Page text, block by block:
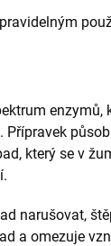
enzymů,
který se v
narušovat,
a omezuje